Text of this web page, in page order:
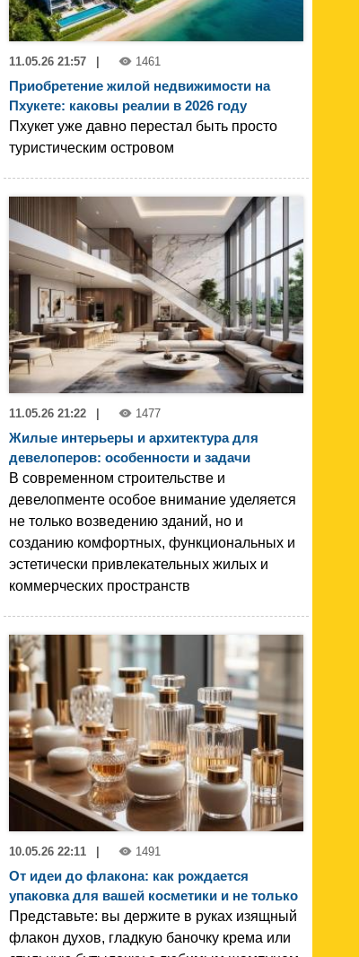
11.05.26 21:57 1461
Приобретение жилой недвижимости на
Пхукете: каковы реалии в 2026 году
Пхукет уже давно перестал быть просто
туристическим островом
11.05.26 21:22 1477
Жилые интерьеры и архитектура для
девелоперов: особенности и задачи
В современном строительстве и
девелопменте особое внимание уделяется
не только возведению зданий, но и
созданию комфортных, функциональных и
эстетически привлекательных жилых и
коммерческих пространств
10.05.26 22:11 | 1491
От идеи до флакона: как рождается
упаковка для вашей косметики и не только
Представьте: вы держите в руках изящный
флакон духов, гладкую баночку крема или